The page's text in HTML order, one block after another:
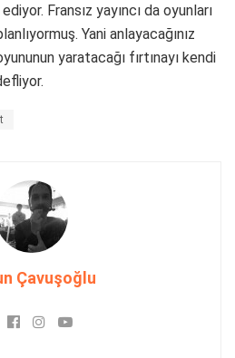
Fransız yayıncı da oyunları
Yani anlayacağınız
yaratacağı fırtınayı kendi
Çavuşoğlu